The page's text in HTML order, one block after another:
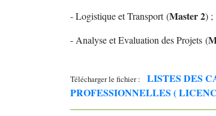
- Logistique et Transport (Master 2) ;
- Analyse et Evaluation des Projets (
Télécharger le fichier :
LISTES DES
PROFESSIONNELLES (